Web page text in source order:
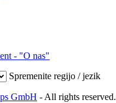
- "O nas"
Spremenite regijo / jezik
GmbH - All rights reserved.